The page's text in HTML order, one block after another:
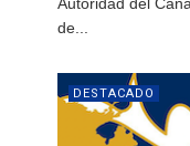
Autoridad del
de...
DESTACADO